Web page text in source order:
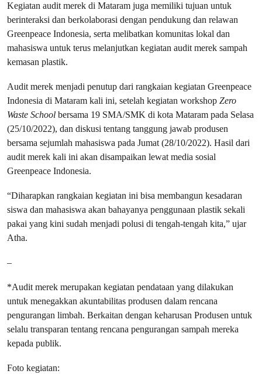
Kegiatan audit merek di Mataram juga memiliki tujuan untuk
berinteraksi dan berkolaborasi dengan pendukung dan relawan
Greenpeace Indonesia, serta melibatkan komunitas lokal dan
mahasiswa untuk terus melanjutkan kegiatan audit merek sampah
kemasan plastik.
Audit merek menjadi penutup dari rangkaian kegiatan Greenpeace
Indonesia di Mataram kali ini, setelah kegiatan workshop Zero
Waste School bersama 19 SMA/SMK di kota Mataram pada Selasa
(25/10/2022), dan diskusi tentang tanggung jawab produsen
bersama sejumlah mahasiswa pada Jumat (28/10/2022). Hasil dari
audit merek kali ini akan disampaikan lewat media sosial
Greenpeace Indonesia.
“Diharapkan rangkaian kegiatan ini bisa membangun kesadaran
siswa dan mahasiswa akan bahayanya penggunaan plastik sekali
pakai yang kini sudah menjadi polusi di tengah-tengah kita,” ujar
Atha.
–
*Audit merek merupakan kegiatan pendataan yang dilakukan
untuk menegakkan akuntabilitas produsen dalam rencana
pengurangan limbah. Berkaitan dengan keharusan Produsen untuk
selalu transparan tentang rencana pengurangan sampah mereka
kepada publik.
Foto kegiatan: